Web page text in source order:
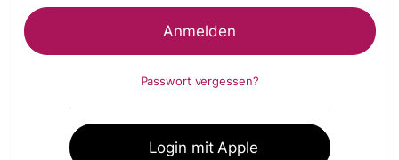
Passwort vergessen?
Login mit Apple